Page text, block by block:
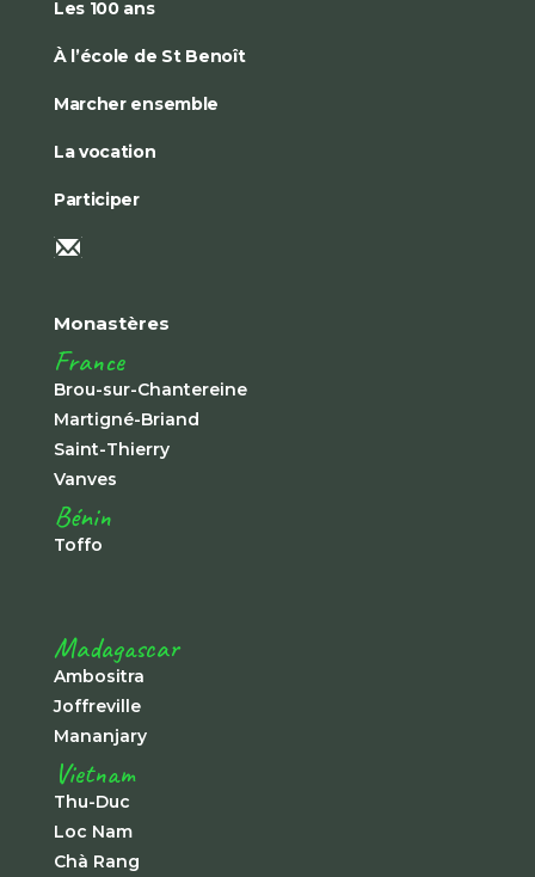
Les 100 ans
À l’école de St Benoît
Marcher ensemble
La vocation
Participer
Monastères
France
Brou-sur-Chantereine
Martigné-Briand
Saint-Thierry
Vanves
Bénin
Toffo
Madagascar
Ambositra
Joffreville
Mananjary
Vietnam
Thu-Duc
Loc Nam
Chà Rang